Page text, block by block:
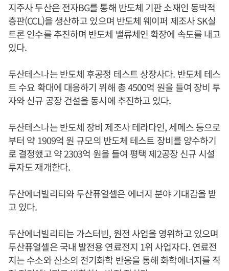
지주사 두산은 전자BG를 통해 반도체 기판 소재인 동박적
층판(CCL)을 생산하고 있으며 반도체 웨이퍼 제조사 SK실
트론 인수를 추진하며 반도체 밸류체인 확장에 속도를 내고
있다.
두산테스나는 반도체 후공정 테스트 상장사다. 반도체 테스
트 수요 확대에 대응하기 위해 총 4500억 원을 들여 장비 투
자와 신규 공장 건설을 동시에 추진하고 있다.
두산테스나는 반도체 장비 제조사 테라다인, 세메스 등으로
부터 약 1909억 원 규모의 반도체 테스트 장비를 양수하기
로 결정했고 약 2303억 원을 들여 평택 제2공장 신규 시설
투자도 재개한다.
두산에너빌리티와 두산퓨얼셀은 에너지 분야 기대감을 받
고 있다.
두산에너빌리티는 가스터빈, 원전 사업을 영위하고 있으며
두산퓨얼셀은 국내 발전용 연료전지 1위 사업자다. 연료전
지는 수소와 산소의 전기화학 반응을 통해 화학에너지를 직